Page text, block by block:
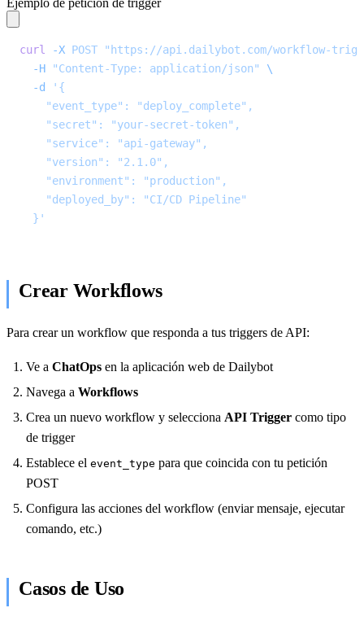
curl -X POST "https://api.dailybot.com/workflow-
  -H
"Content-Type: application/json"
\
  -d
'{
    "event_type": "deploy_complete",
    "secret": "your-secret-token",
    "service": "api-gateway",
    "version": "2.1.0",
    "environment": "production",
    "deployed_by": "CI/CD Pipeline"
  }'
Crear Workflows
Para crear un workflow que responda a tus triggers de API:
Ve a ChatOps en la aplicación web de Dailybot
Navega a Workflows
Crea un nuevo workflow y selecciona API Trigger como tipo
de trigger
Establece el event_type para que coincida con tu petición
POST
Configura las acciones del workflow (enviar mensaje, ejecutar
comando, etc.)
Casos de Uso